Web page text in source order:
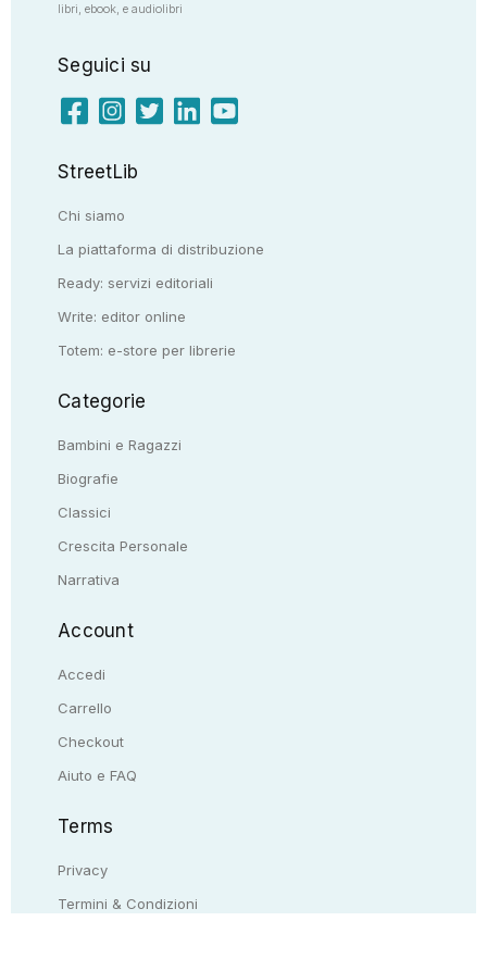
libri, ebook, e audiolibri
Seguici su
StreetLib
Chi siamo
La piattaforma di distribuzione
Ready: servizi editoriali
Write: editor online
Totem: e-store per librerie
Categorie
Bambini e Ragazzi
Biografie
Classici
Crescita Personale
Narrativa
Account
Accedi
Carrello
Checkout
Aiuto e FAQ
Terms
Privacy
Termini & Condizioni